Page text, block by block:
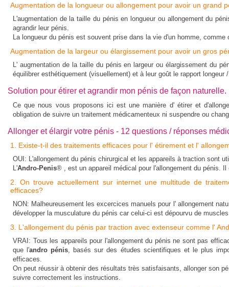
Augmentation de la longueur ou allongement pour avoir un grand
L'augmentation de la taille du pénis en longueur ou allongement du
agrandir leur pénis.
La longueur du pénis est souvent prise dans la vie d'un homme,
Augmentation de la largeur ou élargissement pour avoir un gros
L' augmentation de la taille du pénis en largeur ouélargissement du
équilibrer esthétiquement (visuellement) et à leur goût le rapport longeur
Solution pour étirer et agrandir mon pénis de façon naturelle.
Ce que nous vous proposons ici est une manière d' étirer et
obligation de suivre un traitement médicamenteux ni suspendre ou
Allonger et élargir votre pénis - 12 questions / réponses
1. Existe-t-il des traitements efficaces pour l' étirement et l'
OUI: L'allongement du pénis chirurgical et les appareils à traction sont
L'Andro-Penis® , est un appareil médical pour l'allongement du pénis. Il
2. On trouve actuellement sur internet une multitude de
efficaces?
NON: Malheureusement les excercices manuels pour l' allongement
développer la musculature du pénis car celui-ci est dépourvu de
3. L'allongement du pénis par traction avec extenseur comme l'
VRAI: Tous les appareils pour l'allongement du pénis ne sont pas
que l'andro pénis, basés sur des études scientifiques et le plus
efficaces.
On peut réussir à obtenir des résultats très satisfaisants,allonger son
suivre correctement les instructions.